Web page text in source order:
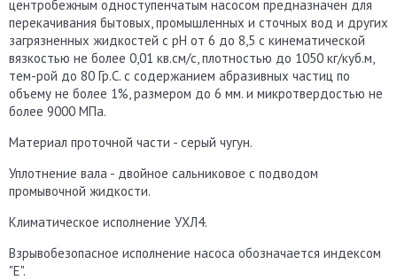
центробежным одноступенчатым насосом предназначен для
перекачивания бытовых, промышленных и сточных вод и других
загрязненных жидкостей с рН от 6 до 8,5 с кинематической
вязкостью не более 0,01 кв.см/с, плотностью до 1050 кг/куб.м,
тем-рой до 80 Гр.С. с содержанием абразивных частиц по
объему не более 1%, размером до 6 мм. и микротвердостью не
более 9000 МПа.
Материал проточной части - серый чугун.
Уплотнение вала - двойное сальниковое с подводом
промывочной жидкости.
Климатическое исполнение УХЛ4.
Взрывобезопасное исполнение насоса обозначается индексом
"Е".